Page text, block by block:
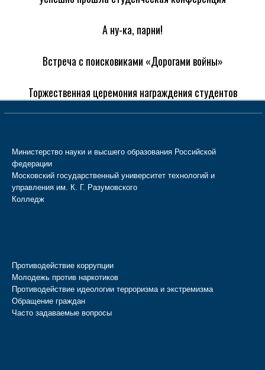
А ну-ка, парни!
Встреча с поисковиками «Дорогами войны»
Торжественная церемония награждения студентов
Министерство науки и высшего образования Российской
федерации
Московский государственный университет технологий и
управления им. К. Г. Разумовского
Колледж
Противодействие коррупции
Молодежь против наркотиков
Противодействие идеологии терроризма и экстремизма
Обращение граждан
Часто задаваемые вопросы